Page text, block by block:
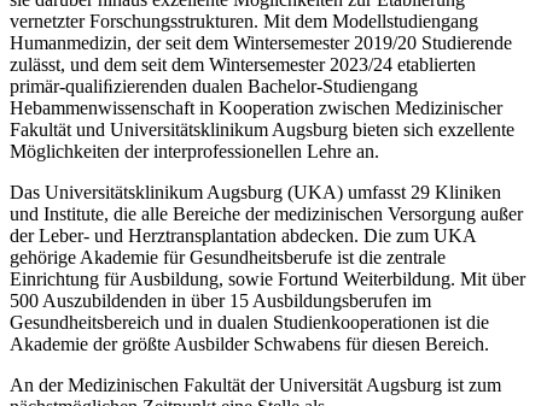
vernetzter Forschungsstrukturen. Mit dem Modellstudiengang
Humanmedizin, der seit dem Wintersemester 2019/20 Studierende
zulässt, und dem seit dem Wintersemester 2023/24 etablierten
primär-qualiﬁzierenden dualen Bachelor-Studiengang
Hebammenwissenschaft in Kooperation zwischen Medizinischer
Fakultät und Universitätsklinikum Augsburg bieten sich exzellente
Möglichkeiten der interprofessionellen Lehre an.
Das Universitätsklinikum Augsburg (UKA) umfasst 29 Kliniken
und Institute, die alle Bereiche der medizinischen Versorgung außer
der Leber- und Herztransplantation abdecken. Die zum UKA
gehörige Akademie für Gesundheitsberufe ist die zentrale
Einrichtung für Ausbildung, sowie Fortund Weiterbildung. Mit über
500 Auszubildenden in über 15 Ausbildungsberufen im
Gesundheitsbereich und in dualen Studienkooperationen ist die
Akademie der größte Ausbilder Schwabens für diesen Bereich.
An der Medizinischen Fakultät der Universität Augsburg ist zum